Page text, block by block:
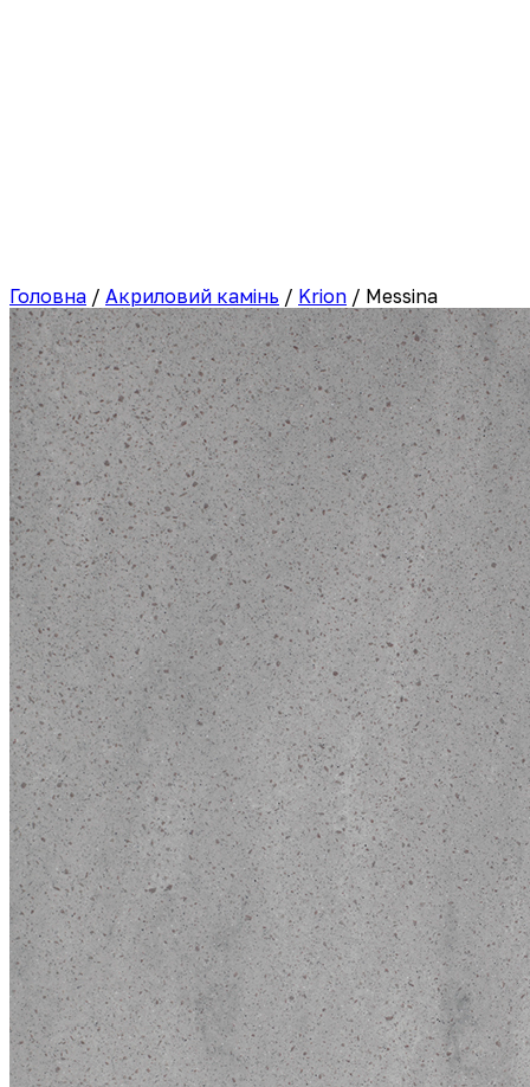
Головна / Акриловий камінь / Krion / Messina